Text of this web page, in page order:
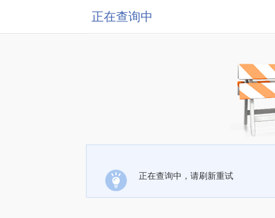
正在查询中
正在查询中，请刷新重试